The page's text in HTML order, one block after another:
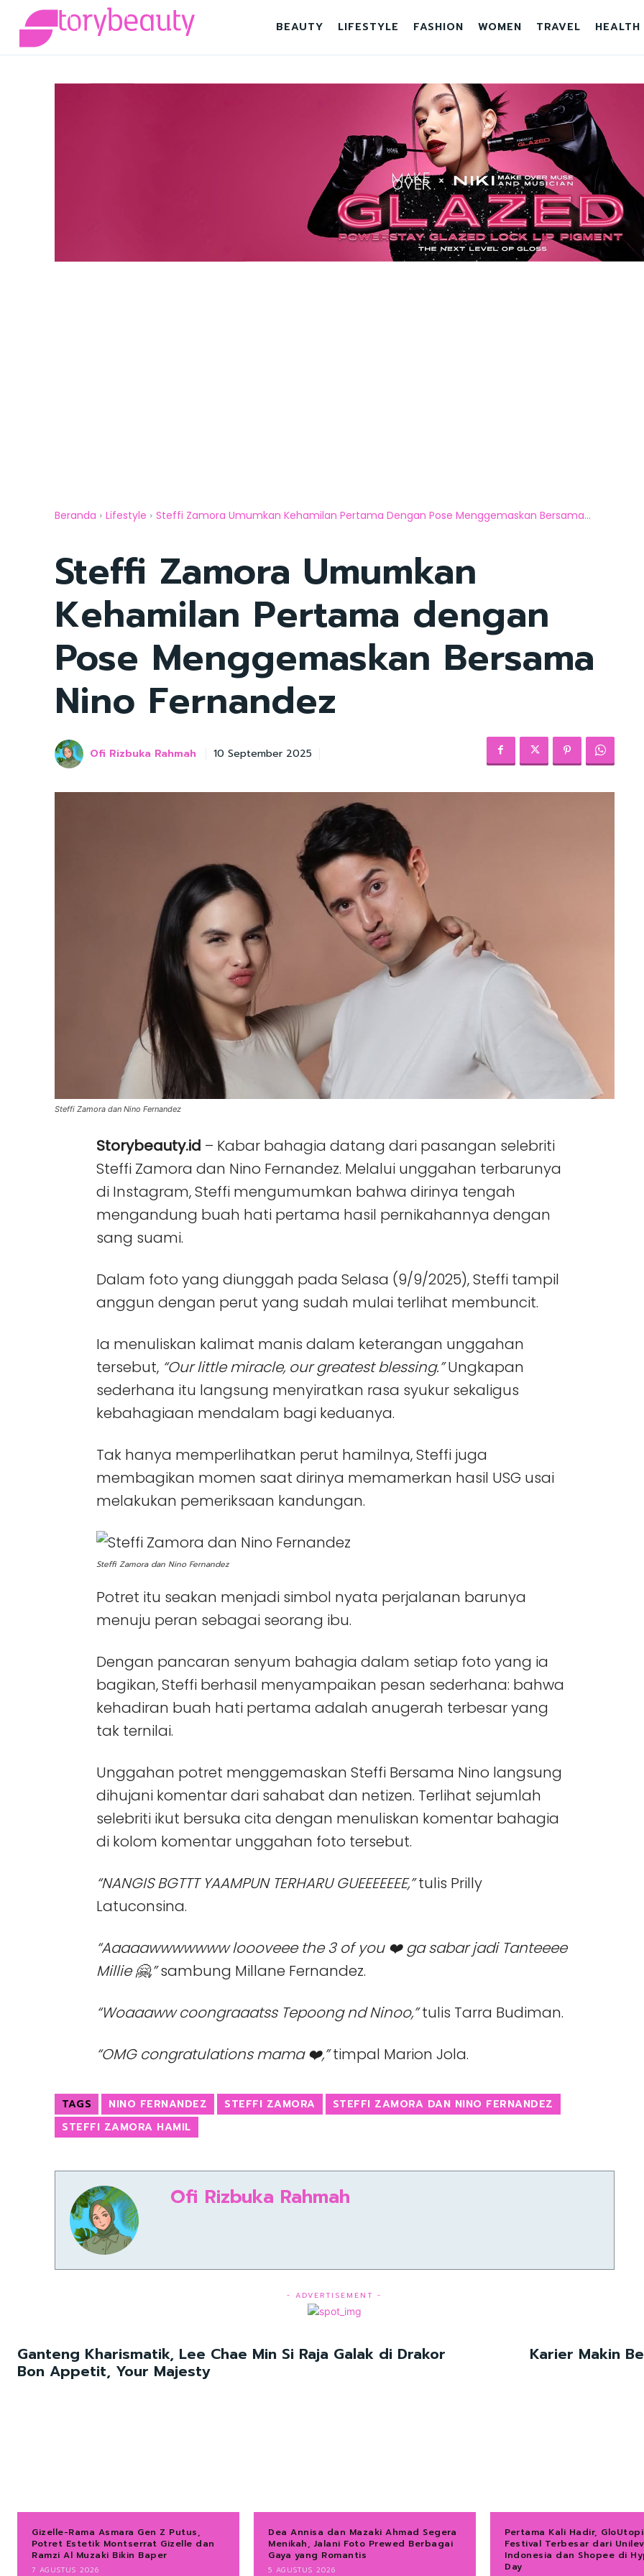
BEAUTY LIFESTYLE FASHION WOMEN TRAVEL HEALTH
Beranda Lifestyle Steffi Zamora Umumkan Kehamilan Pertama Dengan Pose Menggemaskan Bersama...
Steffi Zamora Umumkan
Kehamilan Pertama dengan
Pose Menggemaskan Bersama
Nino Fernandez
Ofi Rizbuka Rahmah 10 September 2025
Steffi Zamora dan Nino Fernandez
Storybeauty.id – Kabar bahagia datang dari pasangan selebriti
Steffi Zamora dan Nino Fernandez. Melalui unggahan terbarunya
di Instagram, Steffi mengumumkan bahwa dirinya tengah
mengandung buah hati pertama hasil pernikahannya dengan
sang suami.
Dalam foto yang diunggah pada Selasa (9/9/2025), Steffi tampil
anggun dengan perut yang sudah mulai terlihat membuncit.
Ia menuliskan kalimat manis dalam keterangan unggahan
tersebut, “Our little miracle, our greatest blessing.”Ungkapan
sederhana itu langsung menyiratkan rasa syukur sekaligus
kebahagiaan mendalam bagi keduanya.
Tak hanya memperlihatkan perut hamilnya, Steffi juga
membagikan momen saat dirinya memamerkan hasil USG usai
melakukan pemeriksaan kandungan.
Steffi Zamora dan Nino Fernandez
Potret itu seakan menjadi simbol nyata perjalanan barunya
menuju peran sebagai seorang ibu.
Dengan pancaran senyum bahagia dalam setiap foto yang ia
bagikan, Steffi berhasil menyampaikan pesan sederhana: bahwa
kehadiran buah hati pertama adalah anugerah terbesar yang
tak ternilai.
Unggahan potret menggemaskan Steffi Bersama Nino langsung
dihujani komentar dari sahabat dan netizen. Terlihat sejumlah
selebriti ikut bersuka cita dengan menuliskan komentar bahagia
di kolom komentar unggahan foto tersebut.
“NANGIS BGTTT YAAMPUN TERHARU GUEEEEEEE,”tulis Prilly
Latuconsina.
“Aaaaawwwwwww loooveee the 3 of you ❤️ ga sabar jadi Tanteeee
Millie 🤗,”sambung Millane Fernandez.
“Woaaaww coongraaatss Tepoong nd Ninoo,”tulis Tarra Budiman.
“OMG congratulations mama ❤️,”timpal Marion Jola.
TAGS NINO FERNANDEZ STEFFI ZAMORA
STEFFI ZAMORA DAN NINO FERNANDEZ
STEFFI ZAMORA HAMIL
Ofi Rizbuka Rahmah
- ADVERTISEMENT -
Ganteng Kharismatik, Lee Chae Min Si Raja Galak di Drakor
Bon Appetit, Your Majesty
Karier Makin
Gizelle-Rama Asmara Gen Z Putus,
Potret Estetik Montserrat Gizelle dan
Ramzi Al Muzaki Bikin Baper
7 AGUSTUS 2026
Dea Annisa dan Mazaki Ahmad Segera
Menikah, Jalani Foto Prewed Berbagai
Gaya yang Romantis
5 AGUSTUS 2026
Pertama Kali Hadir,
Festival Terbesar dari
Indonesia dan Shopee di
Day